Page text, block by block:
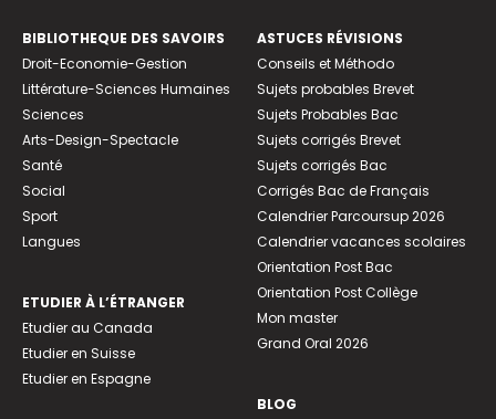
BIBLIOTHEQUE DES SAVOIRS
Droit-Economie-Gestion
Littérature-Sciences Humaines
Sciences
Arts-Design-Spectacle
Santé
Social
Sport
Langues
ETUDIER À L’ÉTRANGER
Etudier au Canada
Etudier en Suisse
Etudier en Espagne
ASTUCES RÉVISIONS
Conseils et Méthodo
Sujets probables Brevet
Sujets Probables Bac
Sujets corrigés Brevet
Sujets corrigés Bac
Corrigés Bac de Français
Calendrier Parcoursup 2026
Calendrier vacances scolaires
Orientation Post Bac
Orientation Post Collège
Mon master
Grand Oral 2026
BLOG